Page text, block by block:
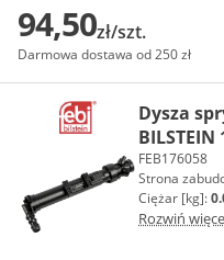
94,50zł/szt.
Darmowa dostawa od 250 zł
Dysza
BILSTEIN
FEB176058
Strona
Ciężar [kg]:
Rozwiń